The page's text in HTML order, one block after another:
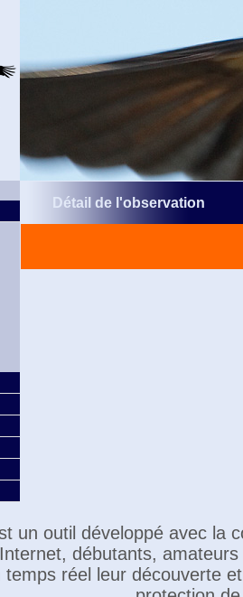
Détail de l'observation
un outil développé avec la
débutants,
temps réel leur découverte